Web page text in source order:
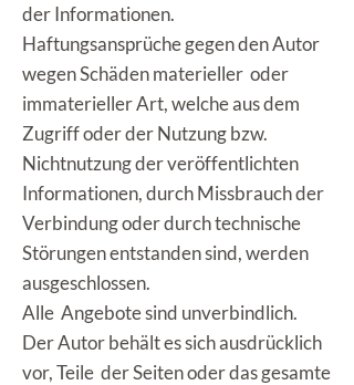
der Informationen.
Haftungsansprüche gegen den Autor
wegen Schäden materieller oder
immaterieller Art, welche aus dem
Zugriff oder der Nutzung bzw.
Nichtnutzung der veröffentlichten
Informationen, durch Missbrauch der
Verbindung oder durch technische
Störungen entstanden sind, werden
ausgeschlossen.
Alle Angebote sind unverbindlich.
Der Autor behält es sich ausdrücklich
vor, Teile der Seiten oder das gesamte